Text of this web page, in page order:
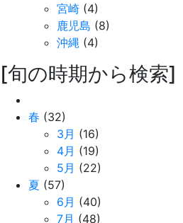
宮崎 (4)
鹿児島 (8)
沖縄 (4)
[旬の時期から検索]
春 (32)
3月 (16)
4月 (19)
5月 (22)
夏 (57)
6月 (40)
7月 (48)